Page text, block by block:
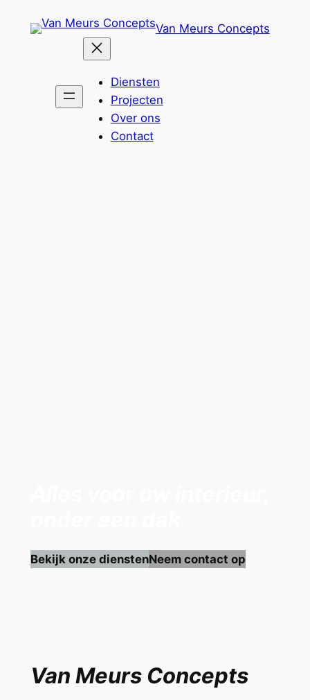
Van Meurs Concepts
Diensten
Projecten
Over ons
Contact
Bekijk onze dienstenNeem contact op
Van Meurs Concepts